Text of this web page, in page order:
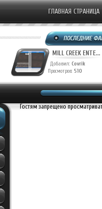
ГЛАВНАЯ СТРАНИЦА
MILL CREEK ENTE...
Добавил: Covrik
Просмотров: 510
Гостям запрещено